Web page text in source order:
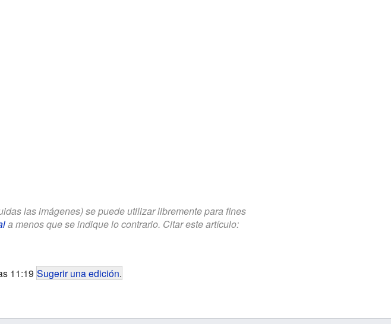
las imágenes) se puede utilizar libremente para fines
a menos que se indique lo contrario. Citar este artículo:
11:19 Sugerir una edición.